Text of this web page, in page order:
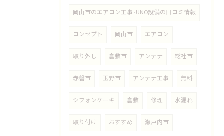
岡山市のエアコン工事･UNO設備の口コミ情報
コンセプト 岡山市 エアコン
取り外し 倉敷市 アンテナ 総社市
赤磐市 玉野市 アンテナ工事 無料
シフォンケーキ 倉敷 修理 水漏れ
取り付け おすすめ 瀬戸内市